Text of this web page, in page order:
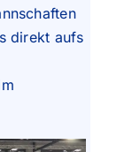
direkt aufs